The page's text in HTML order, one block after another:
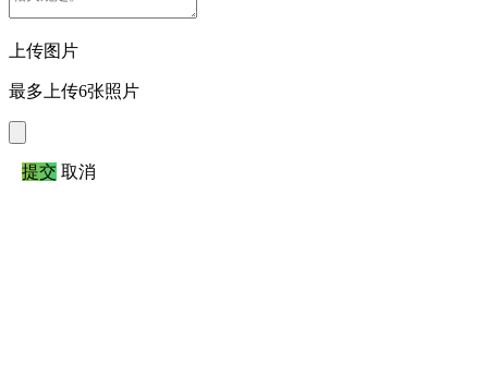
上传图片
最多上传6张照片
提交 取消